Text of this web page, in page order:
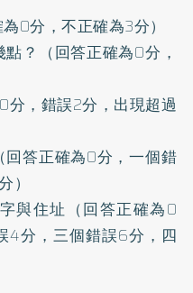
0分，不正確為3分）
？（回答正確為0分，
分，錯誤2分，出現超過
答正確為0分，一個錯
）
與住址（回答正確為0
4分，三個錯誤6分，四